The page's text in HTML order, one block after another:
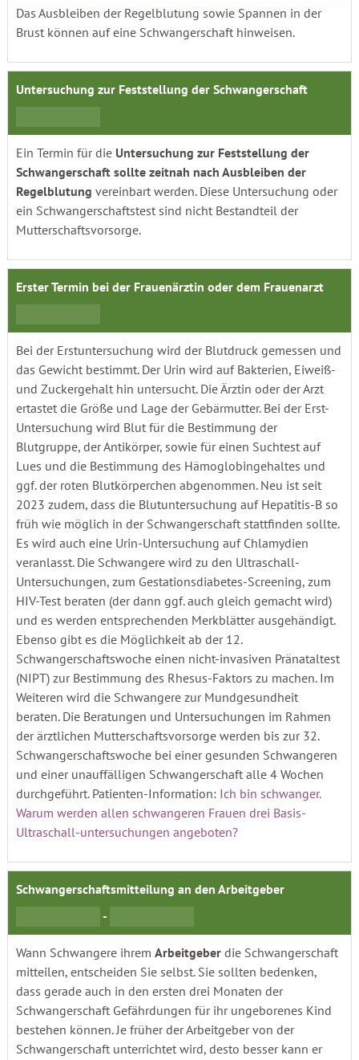
Das Ausbleiben der Regelblutung sowie Spannen in der
Brust können auf eine Schwangerschaft hinweisen.
Untersuchung zur Feststellung der Schwangerschaft
Ein Termin für die Untersuchung zur Feststellung der
Schwangerschaft sollte zeitnah nach Ausbleiben der
Regelblutung vereinbart werden. Diese Untersuchung oder
ein Schwangerschaftstest sind nicht Bestandteil der
Mutterschaftsvorsorge.
Erster Termin bei der Frauenärztin oder dem Frauenarzt
Bei der Erstuntersuchung wird der Blutdruck gemessen und
das Gewicht bestimmt. Der Urin wird auf Bakterien, Eiweiß-
und Zuckergehalt hin untersucht. Die Ärztin oder der Arzt
ertastet die Größe und Lage der Gebärmutter. Bei der Erst-
Untersuchung wird Blut für die Bestimmung der
Blutgruppe, der Antikörper, sowie für einen Suchtest auf
Lues und die Bestimmung des Hämoglobingehaltes und
ggf. der roten Blutkörperchen abgenommen. Neu ist seit
2023 zudem, dass die Blutuntersuchung auf Hepatitis-B so
früh wie möglich in der Schwangerschaft stattfinden sollte.
Es wird auch eine Urin-Untersuchung auf Chlamydien
veranlasst. Die Schwangere wird zu den Ultraschall-
Untersuchungen, zum Gestationsdiabetes-Screening, zum
HIV-Test beraten (der dann ggf. auch gleich gemacht wird)
und es werden entsprechenden Merkblätter ausgehändigt.
Ebenso gibt es die Möglichkeit ab der 12.
Schwangerschaftswoche einen nicht-invasiven Pränataltest
(NIPT) zur Bestimmung des Rhesus-Faktors zu machen. Im
Weiteren wird die Schwangere zur Mundgesundheit
beraten. Die Beratungen und Untersuchungen im Rahmen
der ärztlichen Mutterschaftsvorsorge werden bis zur 32.
Schwangerschaftswoche bei einer gesunden Schwangeren
und einer unauffälligen Schwangerschaft alle 4 Wochen
durchgeführt. Patienten-Information: Ich bin schwanger.
Warum werden allen schwangeren Frauen drei Basis-
Ultraschall-untersuchungen angeboten?
Schwangerschaftsmitteilung an den Arbeitgeber
-
Wann Schwangere ihrem Arbeitgeberdie Schwangerschaft
mitteilen, entscheiden Sie selbst. Sie sollten bedenken,
dass gerade auch in den ersten drei Monaten der
Schwangerschaft Gefährdungen für ihr ungeborenes Kind
bestehen können. Je früher der Arbeitgeber von der
Schwangerschaft unterrichtet wird, desto besser kann er